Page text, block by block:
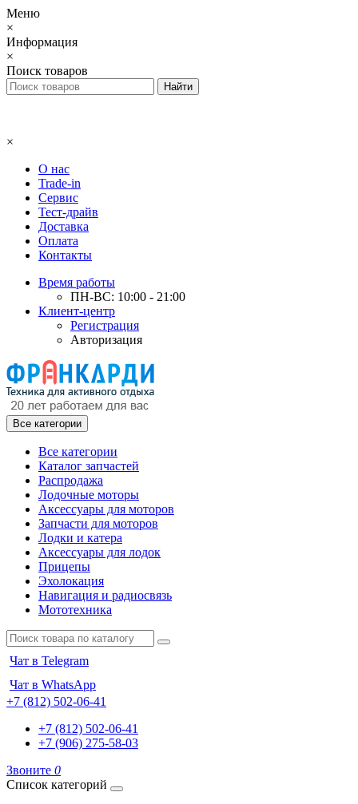
Меню
×
Информация
×
Поиск товаров
×
О нас
Trade-in
Сервис
Тест-драйв
Доставка
Оплата
Контакты
Время работы
ПН-ВС: 10:00 - 21:00
Клиент-центр
Регистрация
Авторизация
Все категории
Все категории
Каталог запчастей
Распродажа
Лодочные моторы
Аксессуары для моторов
Запчасти для моторов
Лодки и катера
Аксессуары для лодок
Прицепы
Эхолокация
Навигация и радиосвязь
Мототехника
Чат в Telegram
Чат в WhatsApp
+7 (812) 502-06-41
+7 (812) 502-06-41
+7 (906) 275-58-03
Звоните 0
Список категорий